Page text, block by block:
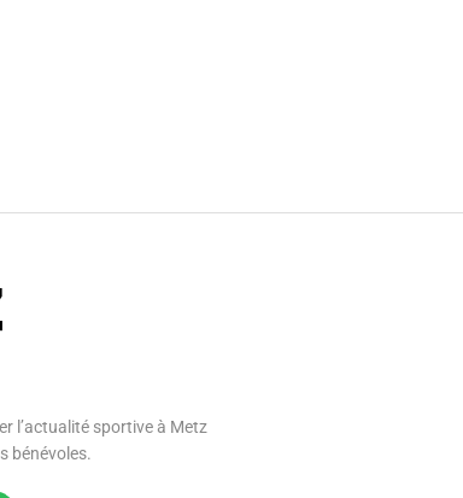
l’actualité sportive à Metz
bénévoles.